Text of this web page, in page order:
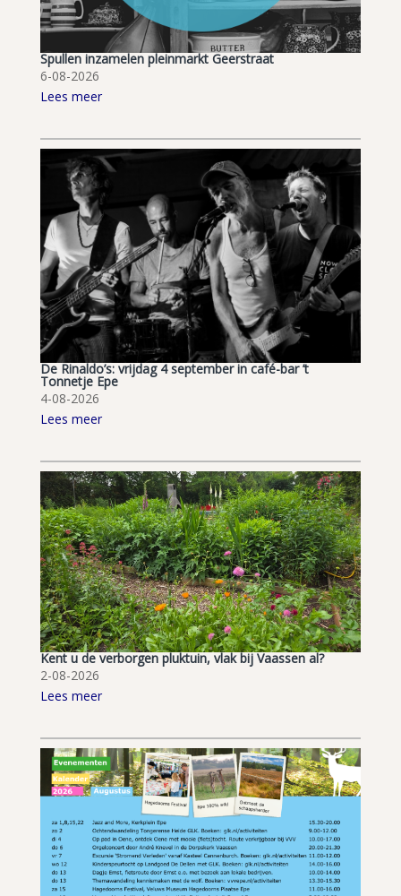
Spullen inzamelen pleinmarkt Geerstraat
6-08-2026
Lees meer
De Rinaldo’s: vrijdag 4 september in café-bar ’t
Tonnetje Epe
4-08-2026
Lees meer
Kent u de verborgen pluktuin, vlak bij Vaassen al?
2-08-2026
Lees meer